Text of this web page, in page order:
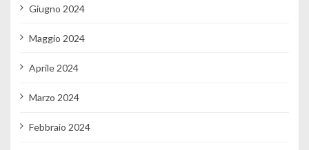
Giugno 2024
Maggio 2024
Aprile 2024
Marzo 2024
Febbraio 2024